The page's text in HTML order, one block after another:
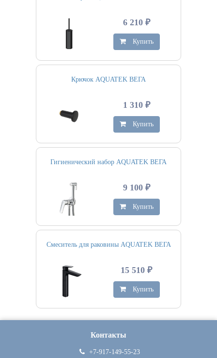
6 210 ₽
Купить
Крючок AQUATEK ВЕГА
1 310 ₽
Купить
Гигиенический набор AQUATEK ВЕГА
9 100 ₽
Купить
Смеситель для раковины AQUATEK ВЕГА
15 510 ₽
Купить
Контакты
+7-917-149-55-23